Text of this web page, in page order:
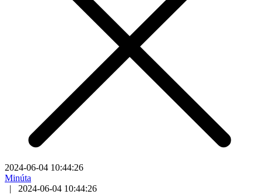
2024-06-04 10:44:26
Minúta
|
2024-06-04 10:44:26